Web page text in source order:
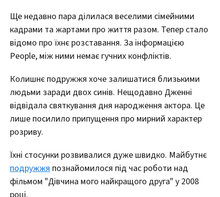
Ще недавно пара ділилася веселими сімейними
кадрами та жартами про життя разом. Тепер стало
відомо про їхнє розставання. За інформацією
People, між ними немає гучних конфліктів.
Колишнє подружжя хоче залишатися близькими
людьми заради двох синів. Нещодавно Дженні
відвідала святкування дня народження актора. Це
лише посилило припущення про мирний характер
розриву.
Їхні стосунки розвивалися дуже швидко. Майбутнє
подружжя познайомилося під час роботи над
фільмом "Дівчина мого найкращого друга" у 2008